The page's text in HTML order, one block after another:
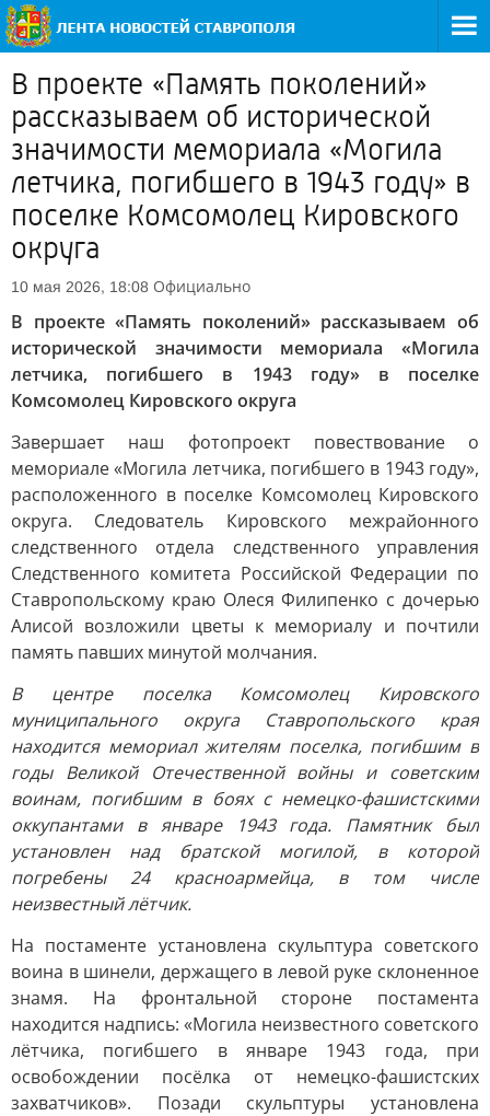
В проекте «Память поколений»
рассказываем об исторической
значимости мемориала «Могила
летчика, погибшего в 1943 году» в
поселке Комсомолец Кировского
округа
10 мая 2026, 18:08 Официально
В проекте «Память поколений» рассказываем об
исторической значимости мемориала «Могила
летчика, погибшего в 1943 году» в поселке
Комсомолец Кировского округа
Завершает наш фотопроект повествование о
мемориале «Могила летчика, погибшего в 1943 году»,
расположенного в поселке Комсомолец Кировского
округа. Следователь Кировского межрайонного
следственного отдела следственного управления
Следственного комитета Российской Федерации по
Ставропольскому краю Олеся Филипенко с дочерью
Алисой возложили цветы к мемориалу и почтили
память павших минутой молчания.
В центре поселка Комсомолец Кировского
муниципального округа Ставропольского края
находится мемориал жителям поселка, погибшим в
годы Великой Отечественной войны и советским
воинам, погибшим в боях с немецко-фашистскими
оккупантами в январе 1943 года. Памятник был
установлен над братской могилой, в которой
погребены 24 красноармейца, в том числе
неизвестный лётчик.
На постаменте установлена скульптура советского
воина в шинели, держащего в левой руке склоненное
знамя. На фронтальной стороне постамента
находится надпись: «Могила неизвестного советского
лётчика, погибшего в январе 1943 года, при
освобождении посёлка от немецко-фашистских
захватчиков». Позади скульптуры установлена